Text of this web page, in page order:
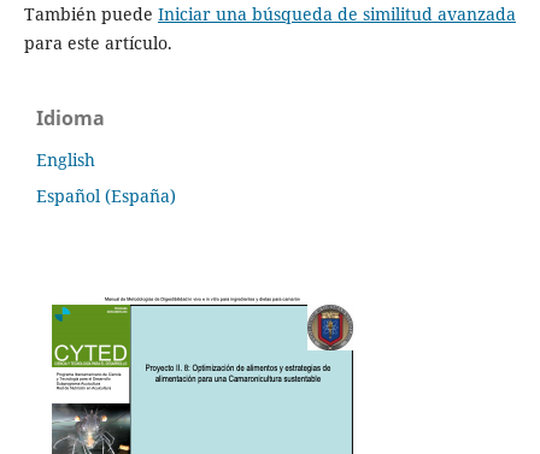
También puede Iniciar una búsqueda de similitud avanzada
para este artículo.
Idioma
English
Español (España)